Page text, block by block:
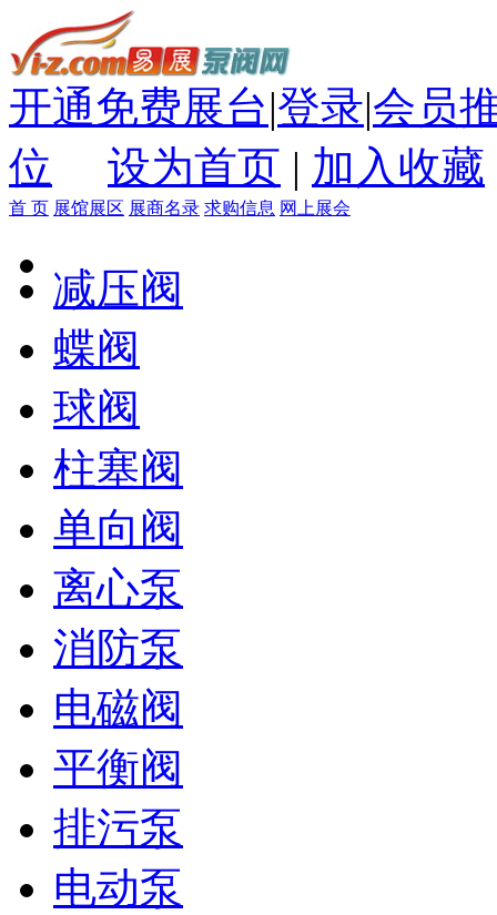
开通免费展台|登录|会员
位
设为首页 | 加入收藏
首 页 展馆展区 展商名录 求购信息 网上展会
减压阀
蝶阀
球阀
柱塞阀
单向阀
离心泵
消防泵
电磁阀
平衡阀
排污泵
电动泵